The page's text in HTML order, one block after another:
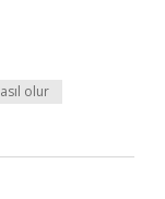
olur